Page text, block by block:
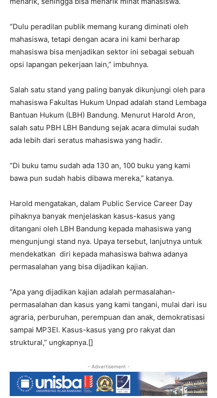
“Dulu peradilan publik memang kurang diminati oleh
mahasiswa, tetapi dengan acara ini kami berharap
mahasiswa bisa menjadikan sektor ini sebagai sebuah
opsi lapangan pekerjaan lain,” imbuhnya.
Salah satu stand yang paling banyak dikunjungi oleh para
mahasiswa Fakultas Hukum Unpad adalah stand Lembaga
Bantuan Hukum (LBH) Bandung. Menurut Harold Aron,
salah satu PBH LBH Bandung sejak acara dimulai sudah
ada lebih dari seratus mahasiswa yang hadir.
“Di buku tamu sudah ada 130 an, 100 buku yang kami
bawa pun sudah habis dibawa mereka,” katanya.
Harold mengatakan, dalam Public Service Career Day
pihaknya banyak menjelaskan kasus-kasus yang
ditangani oleh LBH Bandung kepada mahasiswa yang
mengunjungi stand nya. Upaya tersebut, lanjutnya untuk
mendekatkan diri kepada mahasiswa bahwa adanya
permasalahan yang bisa dijadikan kajian.
“Apa yang dijadikan kajian adalah permasalahan-
permasalahan dan kasus yang kami tangani, mulai dari isu
agraria, perburuhan, perempuan dan anak, demokratisasi
sampai MP3EI. Kasus-kasus yang pro rakyat dan
struktural,” ungkapnya.[]
- Advertisement -